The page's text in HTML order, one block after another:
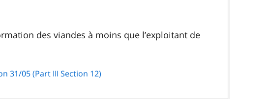
des viandes à moins que l’exploitant de
31/05 (Part III Section 12)